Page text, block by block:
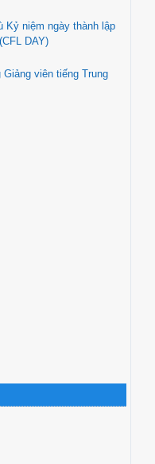
Kỷ niệm ngày thành lập
DAY)
viên tiếng Trung